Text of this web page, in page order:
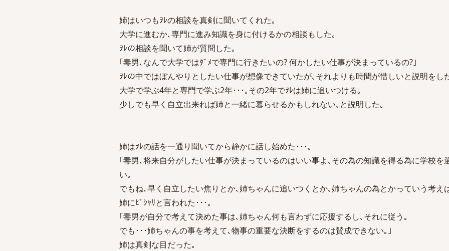
姉はいつもｦﾚの相談を真剣に聞いてくれた｡
大学に進むか､専門に進み知識を身に付けるかの相談もした｡
ｦﾚの相談を聞いて姉が質問した｡
｢毒男､なんで大学ではﾀﾞﾒで専門に行きたいの? 何かしたい仕事が決まっているの?｣
ｦﾚの中ではぼんやりとしたい仕事が想像できていたが､それよりも時間が惜しいと説明をし
大学で学ぶ4年と専門で学ぶ2年･･･｡その2年でｦﾚは姉に追いつける｡
少しでも早く自立出来れば姉と一緒に暮らせるかもしれない､と説明した｡
姉はｦﾚの話を一通り聞いてから静かに話し始めた･･･｡
｢毒男､将来自分がしたい仕事が決まっているのはいい事よ､その為の知識を得る為に学校を
い｡
でもね､早く自立したい焦りとか､姉ちゃんに追いつくとか､姉ちゃんの為とかっていう考え
姉にﾋﾟｼｬﾘと言われた･･･｡
｢毒男が自分で考えて決めた事は､姉ちゃん何も言わずに応援するし､それに従う｡
でも･･･姉ちゃんの事を考えて､物事の重要な決断をするのは賛成できない｡｣
姉は真剣な目だった｡